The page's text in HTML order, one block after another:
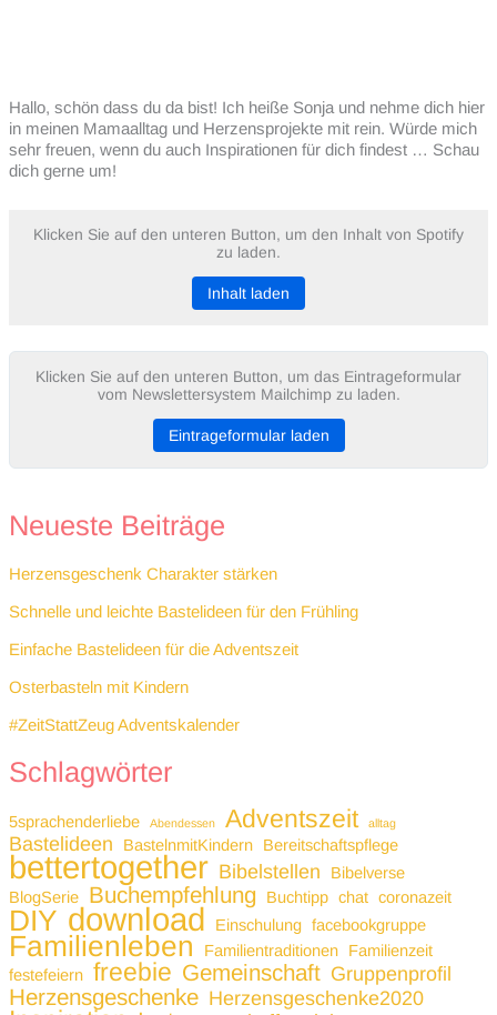
Hallo, schön dass du da bist! Ich heiße Sonja und nehme dich hier
in meinen Mamaalltag und Herzensprojekte mit rein. Würde mich
sehr freuen, wenn du auch Inspirationen für dich findest … Schau
dich gerne um!
Klicken Sie auf den unteren Button, um den Inhalt von Spotify
zu laden.
Inhalt laden
Klicken Sie auf den unteren Button, um das Eintrageformular
vom Newslettersystem Mailchimp zu laden.
Eintrageformular laden
Neueste Beiträge
Herzensgeschenk Charakter stärken
Schnelle und leichte Bastelideen für den Frühling
Einfache Bastelideen für die Adventszeit
Osterbasteln mit Kindern
#ZeitStattZeug Adventskalender
Schlagwörter
5sprachenderliebe Abendessen Adventszeit alltag
Bastelideen BastelnmitKindern Bereitschaftspflege
bettertogether Bibelstellen
Bibelverse
BlogSerie
Buchempfehlung Buchtipp chat coronazeit
DIY download Einschulung facebookgruppe
Familienleben Familientraditionen
Familienzeit
festefeiern freebie Gemeinschaft Gruppenprofil
Herzensgeschenke Herzensgeschenke2020